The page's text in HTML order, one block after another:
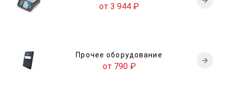
от 3 944 ₽
Прочее оборудование
от 790 ₽